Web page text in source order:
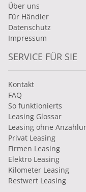
Über uns
Für Händler
Datenschutz
Impressum
SERVICE FÜR SIE
Kontakt
FAQ
So funktionierts
Leasing Glossar
Leasing ohne
Privat Leasing
Firmen Leasing
Elektro Leasing
Kilometer Leasing
Restwert Leasing